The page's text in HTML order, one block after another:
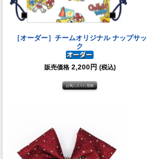
［オーダー］チームオリジナル ナップサッ
ク
販売価格 2,200円 (税込)